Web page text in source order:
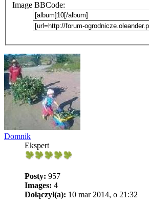
Image BBCode:
Domnik
Ekspert
Posty: 957
Images: 4
Dołączył(a): 10 mar 2014, o 21:32